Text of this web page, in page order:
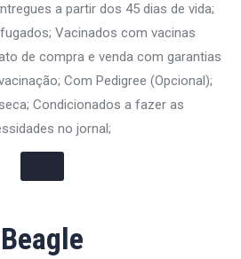
a partir dos 45 dias de vida;
Vacinados com vacinas
de compra e venda com garantias
Com Pedigree (Opcional);
Condicionados a fazer as
no jornal;
Beagle